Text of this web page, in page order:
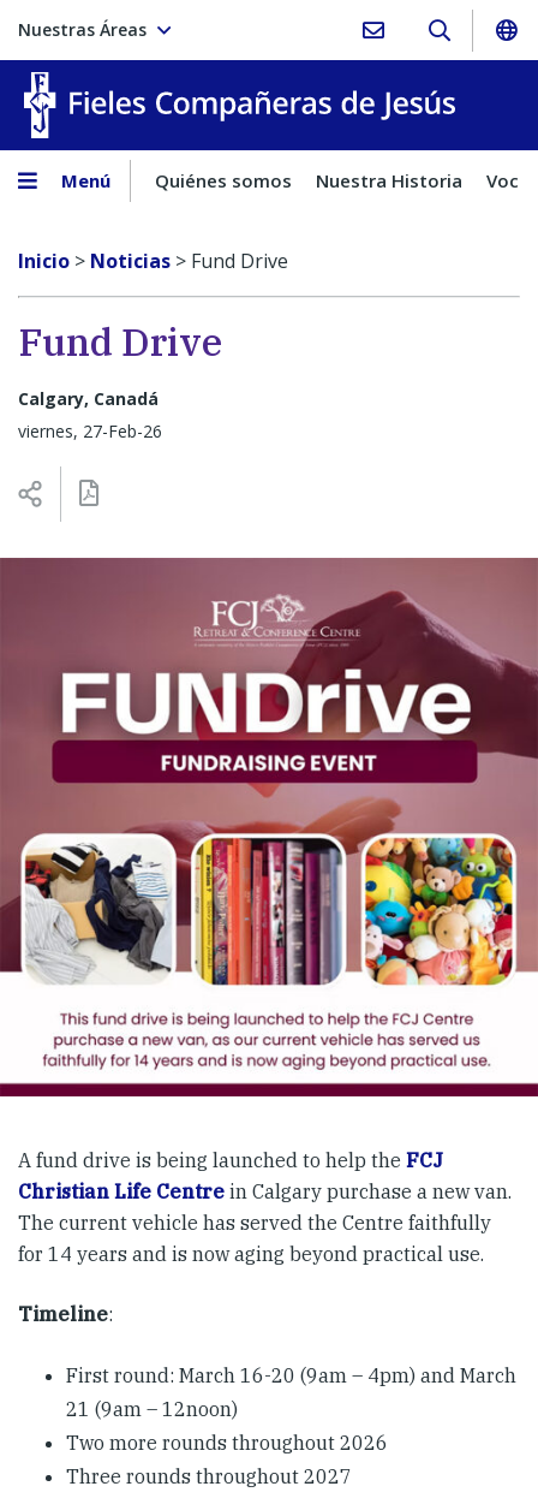
Nuestras Áreas
Menú Quiénes somos Nuestra Historia
Inicio > Noticias > Fund Drive
Fund Drive
Calgary, Canadá
viernes, 27-Feb-26
A fund drive is being launched to help the FCJ
Christian Life Centre in Calgary purchase a new van.
The current vehicle has served the Centre faithfully
for 14 years and is now aging beyond practical use.
Timeline:
First round: March 16-20 (9am – 4pm​) and March
21 (9am – 12noon)​​
Two more rounds throughout 2026
Three rounds throughout 2027